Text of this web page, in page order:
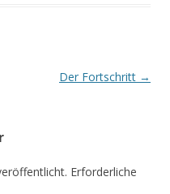
Der Fortschritt →
Erforderliche